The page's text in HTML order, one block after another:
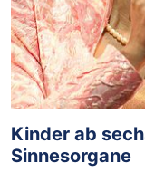
Kinder ab
Sinnesorgane